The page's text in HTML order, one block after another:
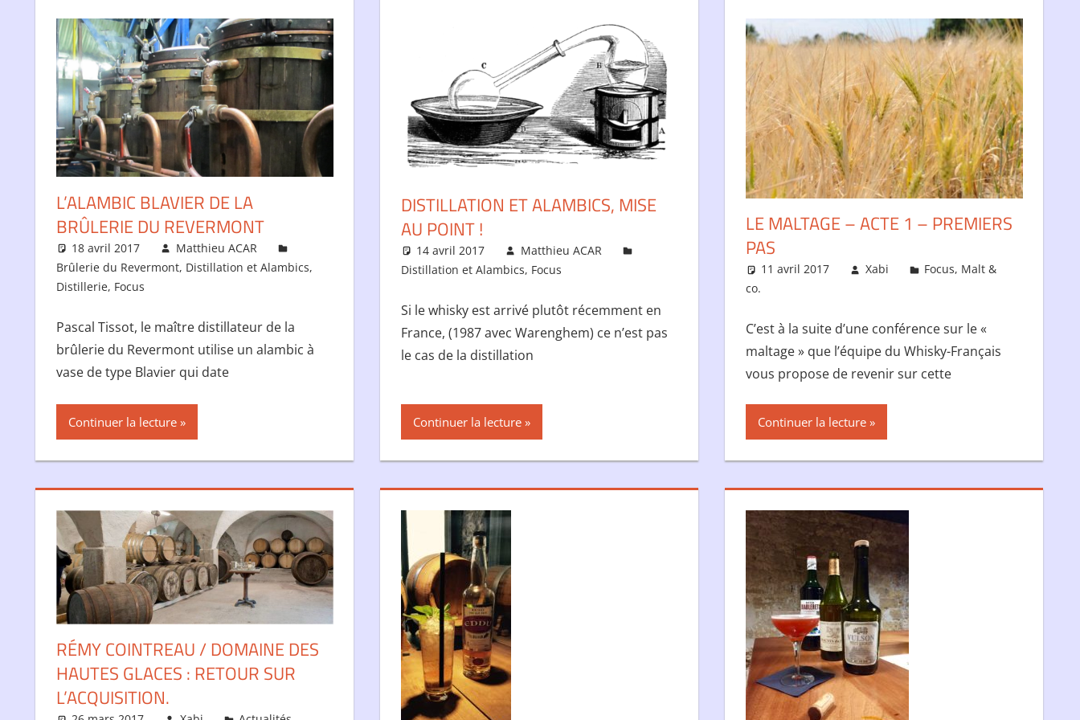
L’ALAMBIC BLAVIER DE LA
BRÛLERIE DU REVERMONT
18 avril 2017
Matthieu ACAR
Brûlerie du Revermont, Distillation et Alambics,
Distillerie, Focus
Pascal Tissot, le maître distillateur de la
brûlerie du Revermont utilise un alambic à
vase de type Blavier qui date
Continuer la lecture
DISTILLATION ET ALAMBICS, MISE
AU POINT !
14 avril 2017
Matthieu ACAR
Distillation et Alambics, Focus
Si le whisky est arrivé plutôt récemment en
France, (1987 avec Warenghem) ce n’est pas
le cas de la distillation
Continuer la lecture
LE MALTAGE – ACTE 1 – PREMIERS
PAS
11 avril 2017 Xabi Focus, Malt &
co.
C’est à la suite d’une conférence sur le «
maltage » que l’équipe du Whisky-Français
vous propose de revenir sur cette
Continuer la lecture
RÉMY COINTREAU / DOMAINE DES
HAUTES GLACES : RETOUR SUR
L’ACQUISITION.